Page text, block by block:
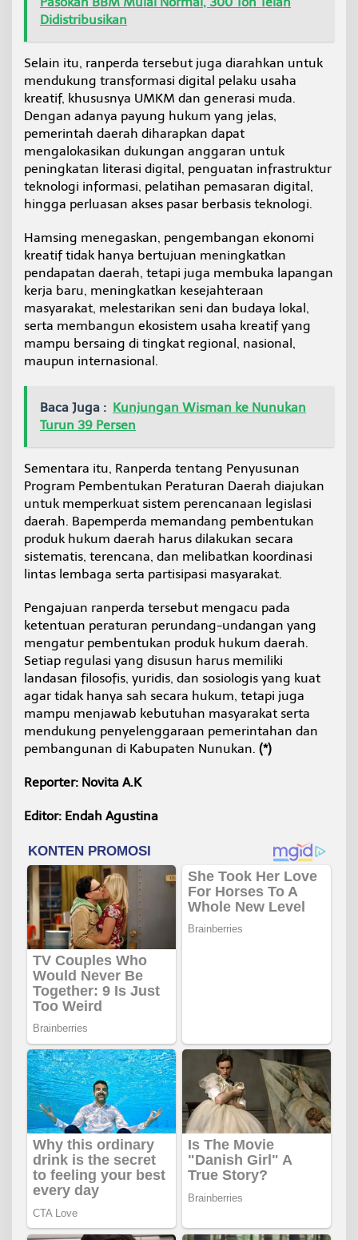
Didistribusikan
Selain itu, ranperda tersebut juga diarahkan untuk
mendukung transformasi digital pelaku usaha
kreatif, khususnya UMKM dan generasi muda.
Dengan adanya payung hukum yang jelas,
pemerintah daerah diharapkan dapat
mengalokasikan dukungan anggaran untuk
peningkatan literasi digital, penguatan infrastruktur
teknologi informasi, pelatihan pemasaran digital,
hingga perluasan akses pasar berbasis teknologi.
Hamsing menegaskan, pengembangan ekonomi
kreatif tidak hanya bertujuan meningkatkan
pendapatan daerah, tetapi juga membuka lapangan
kerja baru, meningkatkan kesejahteraan
masyarakat, melestarikan seni dan budaya lokal,
serta membangun ekosistem usaha kreatif yang
mampu bersaing di tingkat regional, nasional,
maupun internasional.
Baca Juga : Kunjungan Wisman ke Nunukan
Turun 39 Persen
Sementara itu, Ranperda tentang Penyusunan
Program Pembentukan Peraturan Daerah diajukan
untuk memperkuat sistem perencanaan legislasi
daerah. Bapemperda memandang pembentukan
produk hukum daerah harus dilakukan secara
sistematis, terencana, dan melibatkan koordinasi
lintas lembaga serta partisipasi masyarakat.
Pengajuan ranperda tersebut mengacu pada
ketentuan peraturan perundang-undangan yang
mengatur pembentukan produk hukum daerah.
Setiap regulasi yang disusun harus memiliki
landasan filosofis, yuridis, dan sosiologis yang kuat
agar tidak hanya sah secara hukum, tetapi juga
mampu menjawab kebutuhan masyarakat serta
mendukung penyelenggaraan pemerintahan dan
pembangunan di Kabupaten Nunukan. (*)
Reporter: Novita A.K
Editor: Endah Agustina